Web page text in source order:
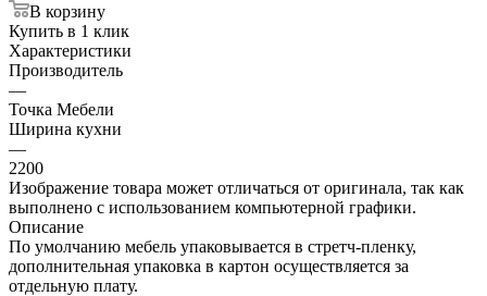
В корзину
Купить в 1 клик
Характеристики
Производитель
—
Точка Мебели
Ширина кухни
—
2200
Изображение товара может отличаться от оригинала, так как
выполнено с использованием компьютерной графики.
Описание
По умолчанию мебель упаковывается в стретч-пленку,
дополнительная упаковка в картон осуществляется за
отдельную плату.